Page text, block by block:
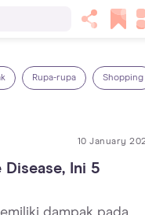
Rupa-rupa Shopping
10 January
Ini 5